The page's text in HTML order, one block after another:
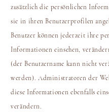
zusätzlich die persönlichen
sie in ihren Benutzerprofilen
Benutzer können jederzeit ihre
Informationen einsehen,
(der Benutzername kann nicht
werden). Administratoren der
diese Informationen ebenfalls
verändern.